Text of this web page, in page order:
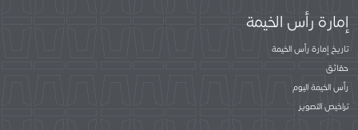
إمارة رأس الخيمة
تاريخ إمارة رأس الخيمة
حقائق
رأس الخيمة اليوم
تراخيص التصوير